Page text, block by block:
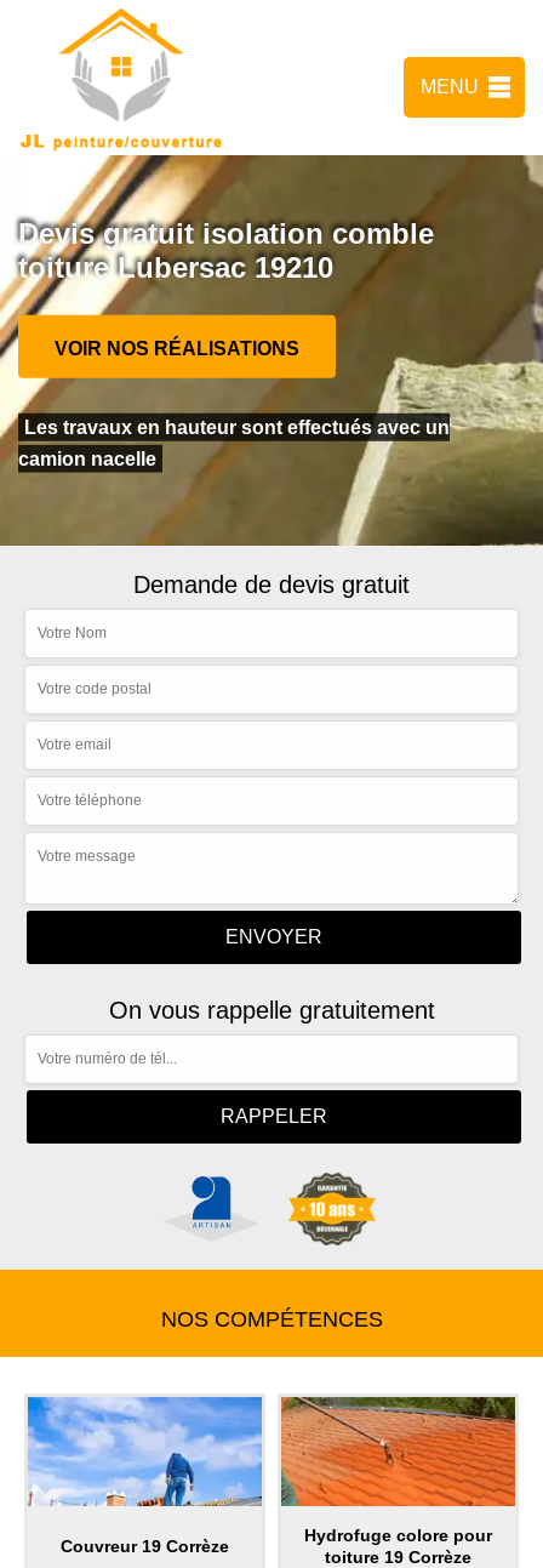
MENU
Devis gratuit isolation comble
toiture Lubersac 19210
VOIR NOS RÉALISATIONS
Les travaux en hauteur sont effectués avec un
camion nacelle
Demande de devis gratuit
On vous rappelle gratuitement
NOS COMPÉTENCES
Couvreur 19 Corrèze
Hydrofuge colore pour
toiture 19 Corrèze